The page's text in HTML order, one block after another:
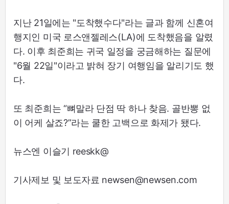
지난 21일에는 "도착했수다"라는 글과 함께 신혼여
행지인 미국 로스앤젤레스(LA)에 도착했음을 알렸
다. 이후 최준희는 귀국 일정을 궁금해하는 질문에
"6월 22일"이라고 밝혀 장기 여행임을 알리기도 했
다.
또 최준희는 “뼈말라 단점 딱 하나 찾음. 골반뽕 없
이 어케 살죠?”라는 쿨한 고백으로 화제가 됐다.
뉴스엔 이슬기 reeskk@
기사제보 및 보도자료 newsen@newsen.com